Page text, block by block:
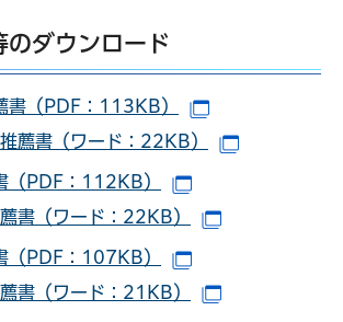
のダウンロード
書（PDF：113KB）
薦書（ワード：22KB）
（PDF：112KB）
書（ワード：22KB）
（PDF：107KB）
書（ワード：21KB）